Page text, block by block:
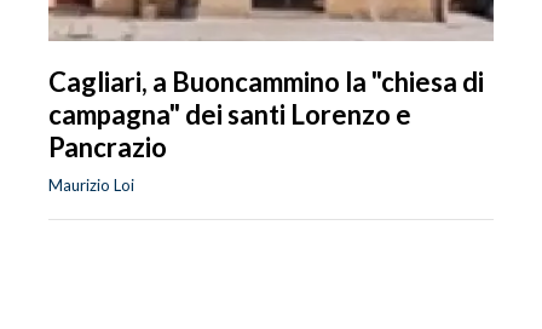
Cagliari, a Buoncammino la "chiesa di
campagna" dei santi Lorenzo e
Pancrazio
Maurizio Loi